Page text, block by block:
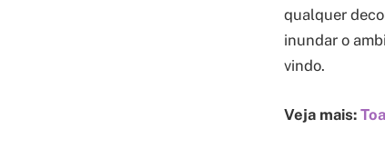
qualquer
inundar o
vindo.
Veja mais: